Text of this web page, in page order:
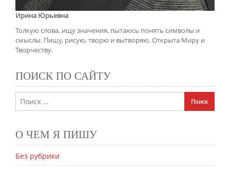
Ирина Юрьевна
Толкую слова, ищу значения, пытаюсь понять символы и
смыслы. Пишу, рисую, творю и вытворяю. Открыта Миру и
Творчеству.
ПОИСК ПО САЙТУ
О ЧЕМ Я ПИШУ
Без рубрики